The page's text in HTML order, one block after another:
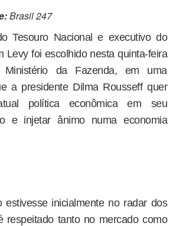
Brasil 247
Tesouro Nacional e executivo do
Levy foi escolhido nesta quinta-feira
da Fazenda, em uma
a presidente Dilma Rousseff quer
política econômica em seu
e injetar ânimo numa economia
estivesse inicialmente no radar dos
respeitado tanto no mercado como